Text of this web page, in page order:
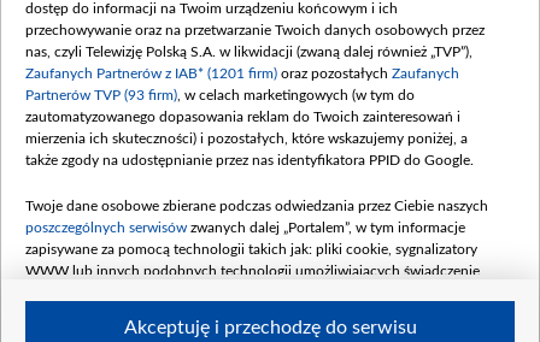
dostęp do informacji na Twoim urządzeniu końcowym i ich
przechowywanie oraz na przetwarzanie Twoich danych osobowych przez
nas, czyli Telewizję Polską S.A. w likwidacji (zwaną dalej również „TVP”),
Zaufanych Partnerów z IAB* (1201 firm) oraz pozostałych Zaufanych
Partnerów TVP (93 firm) , w celach marketingowych (w tym do
zautomatyzowanego dopasowania reklam do Twoich zainteresowań i
mierzenia ich skuteczności) i pozostałych, które wskazujemy poniżej, a
także zgody na udostępnianie przez nas identyfikatora PPID do Google.
Twoje dane osobowe zbierane podczas odwiedzania przez Ciebie naszych
poszczególnych serwisów zwanych dalej „Portalem”, w tym informacje
zapisywane za pomocą technologii takich jak: pliki cookie, sygnalizatory
WWW lub innych podobnych technologii umożliwiających świadczenie
Akceptuję i przechodzę do serwisu